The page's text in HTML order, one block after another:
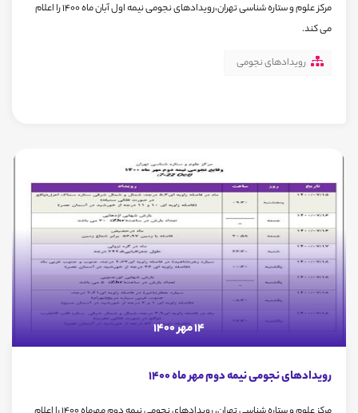
مرکز علوم و ستاره شناسی تهران،رویدادهای نجومی نیمه اول آبان ماه 1400 را اعلام
می کند.
رویدادهای نجومی
14 مهر 1400
رویدادهای نجومی نیمه دوم مهر ماه 1400